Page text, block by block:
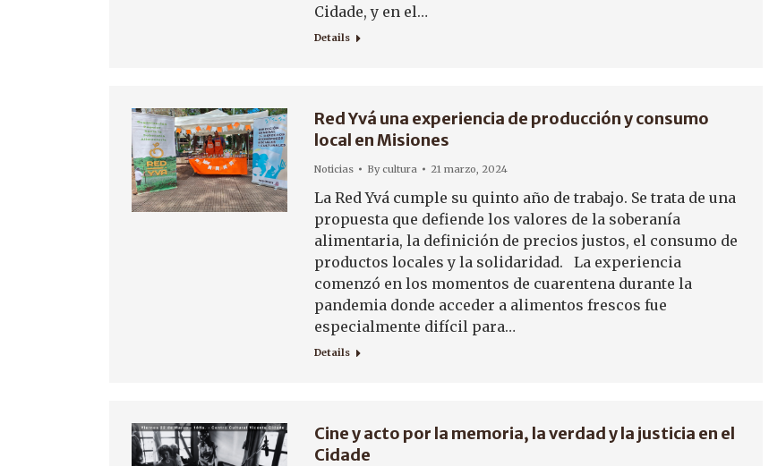
Cidade, y en el…
Details
Red Yvá una experiencia de producción y consumo
local en Misiones
Noticias Bycultura 21 marzo, 2024
La Red Yvá cumple su quinto año de trabajo. Se trata de una
propuesta que defiende los valores de la soberanía
alimentaria, la definición de precios justos, el consumo de
productos locales y la solidaridad. La experiencia
comenzó en los momentos de cuarentena durante la
pandemia donde acceder a alimentos frescos fue
especialmente difícil para…
Details
Cine y acto por la memoria, la verdad y la justicia en el
Cidade